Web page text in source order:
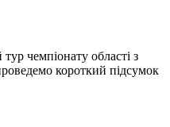
чемпіонату області з
короткий підсумок